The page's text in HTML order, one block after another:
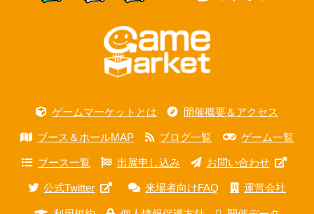
ゲームマーケットとは 開催概要＆アクセス
ブース＆ホールMAP ブログ一覧 ゲーム一覧
ブース一覧 出展申し込み お問い合わせ
公式Twitter 来場者向けFAQ 運営会社